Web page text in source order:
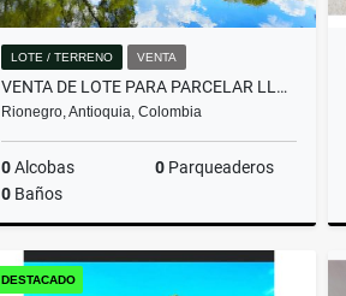
LOTE / TERRENO VENTA
VENTA DE LOTE PARA PARCELAR LLANOGRANDE
Rionegro, Antioquia, Colombia
0Alcobas 0 Parqueaderos
0 Baños
Venta
DESTACADO